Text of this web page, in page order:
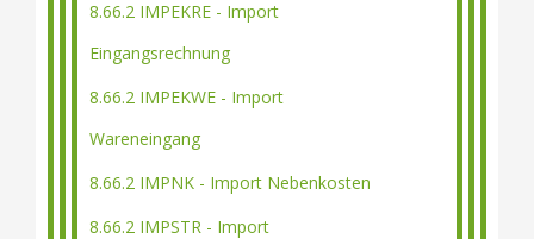
8.66.2 IMPEKRE - Import
Eingangsrechnung
8.66.2 IMPEKWE - Import
Wareneingang
8.66.2 IMPNK - Import Nebenkosten
8.66.2 IMPSTR - Import